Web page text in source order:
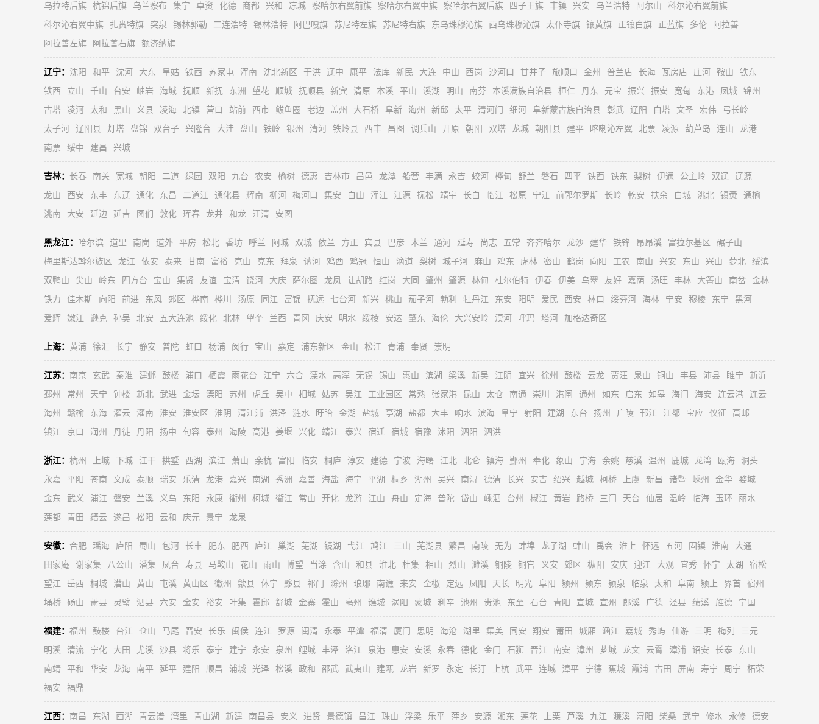
乌拉特后旗
杭锦后旗 乌兰察布 集宁 卓资 化德 商都 兴和 凉城 察哈尔右翼前旗 察哈尔右翼中旗 察哈尔右翼后旗 四子王旗 丰镇 兴安 乌兰浩特 阿尔山
科尔沁右翼前旗
科尔沁右翼中旗
扎赉特旗 突泉 锡林郭勒 二连浩特 锡林浩特 阿巴嘎旗 苏尼特左旗 苏尼特右旗 东乌珠穆沁旗 西乌珠穆沁旗 太仆寺旗 镶黄旗 正镶白旗 正蓝旗 多伦
阿拉善
阿拉善左旗
阿拉善右旗 额济纳旗
辽宁： 沈阳 和平 沈河 大东 皇姑 铁西 苏家屯 浑南 沈北新区 于洪 辽中 康平 法库 新民 大连 中山 西岗 沙河口 甘井子 旅顺口 金州 普兰店 长海 瓦房店 庄河 鞍山
铁东
铁西
立山 千山 台安 岫岩 海城 抚顺 新抚 东洲 望花 顺城 抚顺县 新宾 清原 本溪 平山 溪湖 明山 南芬 本溪满族自治县 桓仁 丹东 元宝 振兴 振安 宽甸 东港 凤城
锦州
古塔
凌河 太和 黑山 义县 凌海 北镇 营口 站前 西市 鲅鱼圈 老边 盖州 大石桥 阜新 海州 新邱 太平 清河门 细河 阜新蒙古族自治县 彰武 辽阳 白塔 文圣 宏伟
弓长岭
太子河
辽阳县 灯塔 盘锦 双台子 兴隆台 大洼 盘山 铁岭 银州 清河 铁岭县 西丰 昌图 调兵山 开原 朝阳 双塔 龙城 朝阳县 建平 喀喇沁左翼 北票 凌源 葫芦岛 连山
龙港
南票
绥中 建昌 兴城
吉林： 长春 南关 宽城 朝阳 二道 绿园 双阳 九台 农安 榆树 德惠 吉林市 昌邑 龙潭 船营 丰满 永吉 蛟河 桦甸 舒兰 磐石 四平 铁西 铁东 梨树 伊通 公主岭 双辽
辽源
龙山
西安 东丰 东辽 通化 东昌 二道江 通化县 辉南 柳河 梅河口 集安 白山 浑江 江源 抚松 靖宇 长白 临江 松原 宁江 前郭尔罗斯 长岭 乾安 扶余 白城 洮北 镇赉
通榆
洮南
大安 延边 延吉 图们 敦化 珲春 龙井 和龙 汪清 安图
黑龙江： 哈尔滨 道里 南岗 道外 平房 松北 香坊 呼兰 阿城 双城 依兰 方正 宾县 巴彦 木兰 通河 延寿 尚志 五常 齐齐哈尔 龙沙 建华 铁锋 昂昂溪 富拉尔基区
碾子山
梅里斯达斡尔族区
龙江 依安 泰来 甘南 富裕 克山 克东 拜泉 讷河 鸡西 鸡冠 恒山 滴道 梨树 城子河 麻山 鸡东 虎林 密山 鹤岗 向阳 工农 南山 兴安 东山 兴山 萝北
绥滨
双鸭山
尖山 岭东 四方台 宝山 集贤 友谊 宝清 饶河 大庆 萨尔图 龙凤 让胡路 红岗 大同 肇州 肇源 林甸 杜尔伯特 伊春 伊美 乌翠 友好 嘉荫 汤旺 丰林 大箐山 南岔
金林
铁力
佳木斯 向阳 前进 东风 郊区 桦南 桦川 汤原 同江 富锦 抚远 七台河 新兴 桃山 茄子河 勃利 牡丹江 东安 阳明 爱民 西安 林口 绥芬河 海林 宁安 穆棱 东宁
黑河
爱辉
嫩江 逊克 孙吴 北安 五大连池 绥化 北林 望奎 兰西 青冈 庆安 明水 绥棱 安达 肇东 海伦 大兴安岭 漠河 呼玛 塔河 加格达奇区
上海： 黄浦 徐汇 长宁 静安 普陀 虹口 杨浦 闵行 宝山 嘉定 浦东新区 金山 松江 青浦 奉贤 崇明
江苏： 南京 玄武 秦淮 建邺 鼓楼 浦口 栖霞 雨花台 江宁 六合 溧水 高淳 无锡 锡山 惠山 滨湖 梁溪 新吴 江阴 宜兴 徐州 鼓楼 云龙 贾汪 泉山 铜山 丰县 沛县 睢宁
新沂
邳州
常州 天宁 钟楼 新北 武进 金坛 溧阳 苏州 虎丘 吴中 相城 姑苏 吴江 工业园区 常熟 张家港 昆山 太仓 南通 崇川 港闸 通州 如东 启东 如皋 海门 海安 连云港
连云
海州
赣榆 东海 灌云 灌南 淮安 淮安区 淮阴 清江浦 洪泽 涟水 盱眙 金湖 盐城 亭湖 盐都 大丰 响水 滨海 阜宁 射阳 建湖 东台 扬州 广陵 邗江 江都 宝应 仪征
高邮
镇江
京口 润州 丹徒 丹阳 扬中 句容 泰州 海陵 高港 姜堰 兴化 靖江 泰兴 宿迁 宿城 宿豫 沭阳 泗阳 泗洪
浙江： 杭州 上城 下城 江干 拱墅 西湖 滨江 萧山 余杭 富阳 临安 桐庐 淳安 建德 宁波 海曙 江北 北仑 镇海 鄞州 奉化 象山 宁海 余姚 慈溪 温州 鹿城 龙湾 瓯海
洞头
永嘉
平阳 苍南 文成 泰顺 瑞安 乐清 龙港 嘉兴 南湖 秀洲 嘉善 海盐 海宁 平湖 桐乡 湖州 吴兴 南浔 德清 长兴 安吉 绍兴 越城 柯桥 上虞 新昌 诸暨 嵊州 金华
婺城
金东
武义 浦江 磐安 兰溪 义乌 东阳 永康 衢州 柯城 衢江 常山 开化 龙游 江山 舟山 定海 普陀 岱山 嵊泗 台州 椒江 黄岩 路桥 三门 天台 仙居 温岭 临海 玉环
丽水
莲都
青田 缙云 遂昌 松阳 云和 庆元 景宁 龙泉
安徽： 合肥 瑶海 庐阳 蜀山 包河 长丰 肥东 肥西 庐江 巢湖 芜湖 镜湖 弋江 鸠江 三山 芜湖县 繁昌 南陵 无为 蚌埠 龙子湖 蚌山 禹会 淮上 怀远 五河 固镇 淮南
大通
田家庵
谢家集 八公山 潘集 凤台 寿县 马鞍山 花山 雨山 博望 当涂 含山 和县 淮北 杜集 相山 烈山 濉溪 铜陵 铜官 义安 郊区 枞阳 安庆 迎江 大观 宜秀 怀宁 太湖
宿松
望江
岳西 桐城 潜山 黄山 屯溪 黄山区 徽州 歙县 休宁 黟县 祁门 滁州 琅琊 南谯 来安 全椒 定远 凤阳 天长 明光 阜阳 颍州 颍东 颍泉 临泉 太和 阜南 颍上 界首
宿州
埇桥
砀山 萧县 灵璧 泗县 六安 金安 裕安 叶集 霍邱 舒城 金寨 霍山 亳州 谯城 涡阳 蒙城 利辛 池州 贵池 东至 石台 青阳 宣城 宣州 郎溪 广德 泾县 绩溪 旌德 宁国
福建： 福州 鼓楼 台江 仓山 马尾 晋安 长乐 闽侯 连江 罗源 闽清 永泰 平潭 福清 厦门 思明 海沧 湖里 集美 同安 翔安 莆田 城厢 涵江 荔城 秀屿 仙游 三明 梅列
三元
明溪
清流 宁化 大田 尤溪 沙县 将乐 泰宁 建宁 永安 泉州 鲤城 丰泽 洛江 泉港 惠安 安溪 永春 德化 金门 石狮 晋江 南安 漳州 芗城 龙文 云霄 漳浦 诏安 长泰
东山
南靖
平和 华安 龙海 南平 延平 建阳 顺昌 浦城 光泽 松溪 政和 邵武 武夷山 建瓯 龙岩 新罗 永定 长汀 上杭 武平 连城 漳平 宁德 蕉城 霞浦 古田 屏南 寿宁 周宁
柘荣
福安
福鼎
江西： 南昌 东湖 西湖 青云谱 湾里 青山湖 新建 南昌县 安义 进贤 景德镇 昌江 珠山 浮梁 乐平 萍乡 安源 湘东 莲花 上栗 芦溪 九江 濂溪 浔阳 柴桑 武宁 修水 永修
德安